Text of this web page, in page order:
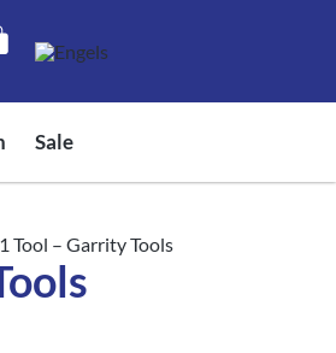
Sale
Tool – Garrity Tools